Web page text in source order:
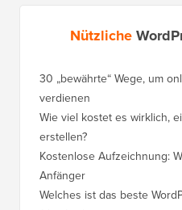
Nützliche
30 „bewährte“ Wege, um
verdienen
Wie viel kostet es wirklich,
erstellen?
Kostenlose Aufzeichnung:
Anfänger
Welches ist das beste